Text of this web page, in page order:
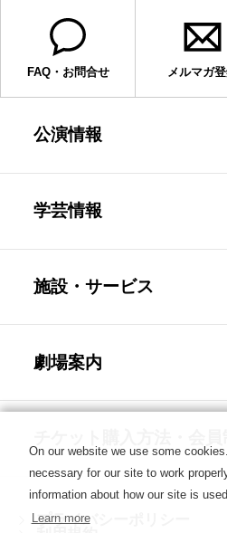
FAQ・お問合せ メルマガ
公演情報
学芸情報
施設・サービス
劇場案内
プライバシーポリシー
On our website we use some
necessary for our site to work
information about how our site is used.
Learn more